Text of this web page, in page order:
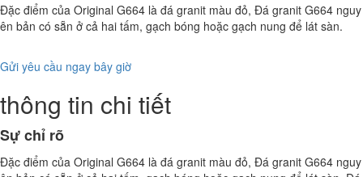
Đặc điểm của Original G664 là đá granit màu đỏ, Đá granit G664 nguy
ên bản có sẵn ở cả hai tấm, gạch bóng hoặc gạch nung để lát sàn.
Gửi yêu cầu ngay bây giờ
thông tin chi tiết
Sự chỉ rõ
Đặc điểm của Original G664 là đá granit màu đỏ, Đá granit G664 nguy